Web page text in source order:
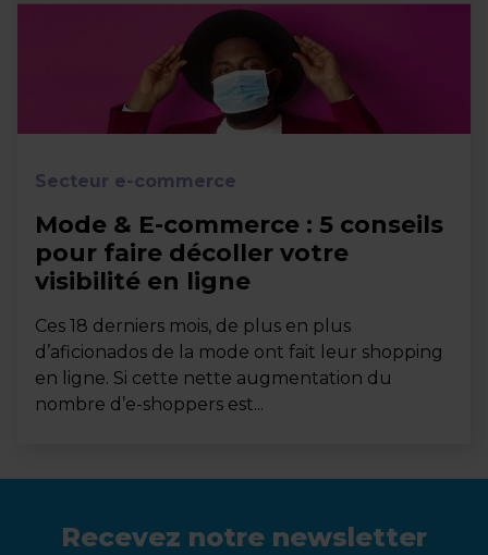
Secteur e-commerce
Mode & E-commerce : 5 conseils
pour faire décoller votre
visibilité en ligne
Ces 18 derniers mois, de plus en plus
d’aficionados de la mode ont fait leur shopping
en ligne. Si cette nette augmentation du
nombre d’e-shoppers est...
Recevez notre newsletter